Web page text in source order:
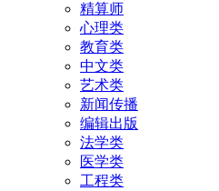
精算师
心理类
教育类
中文类
艺术类
新闻传播
编辑出版
法学类
医学类
工程类